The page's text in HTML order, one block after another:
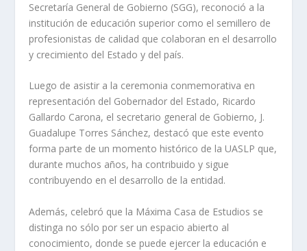
Secretaría General de Gobierno (SGG), reconoció a la
institución de educación superior como el semillero de
profesionistas de calidad que colaboran en el desarrollo
y crecimiento del Estado y del país.
Luego de asistir a la ceremonia conmemorativa en
representación del Gobernador del Estado, Ricardo
Gallardo Carona, el secretario general de Gobierno, J.
Guadalupe Torres Sánchez, destacó que este evento
forma parte de un momento histórico de la UASLP que,
durante muchos años, ha contribuido y sigue
contribuyendo en el desarrollo de la entidad.
Además, celebró que la Máxima Casa de Estudios se
distinga no sólo por ser un espacio abierto al
conocimiento, donde se puede ejercer la educación e